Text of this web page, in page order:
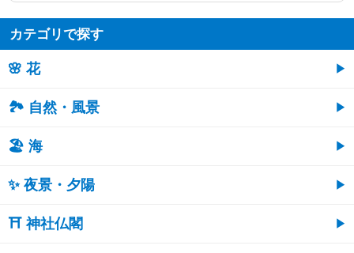
カテゴリで探す
🌸 花
🏞️ 自然・風景
🏖 海
✨ 夜景・夕陽
⛩ 神社仏閣